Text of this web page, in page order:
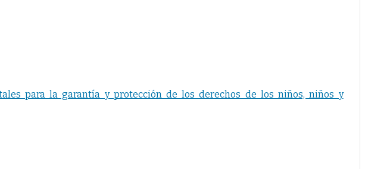
para la garantía y protección de los derechos de los niños, niños y